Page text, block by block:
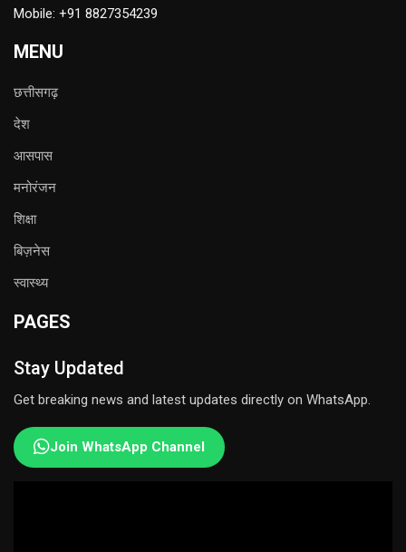
Mobile: +91 8827354239
MENU
छत्तीसगढ़
देश
आसपास
मनोरंजन
शिक्षा
बिज़नेस
स्वास्थ्य
PAGES
Stay Updated
Get breaking news and latest updates directly on WhatsApp.
Join WhatsApp Channel